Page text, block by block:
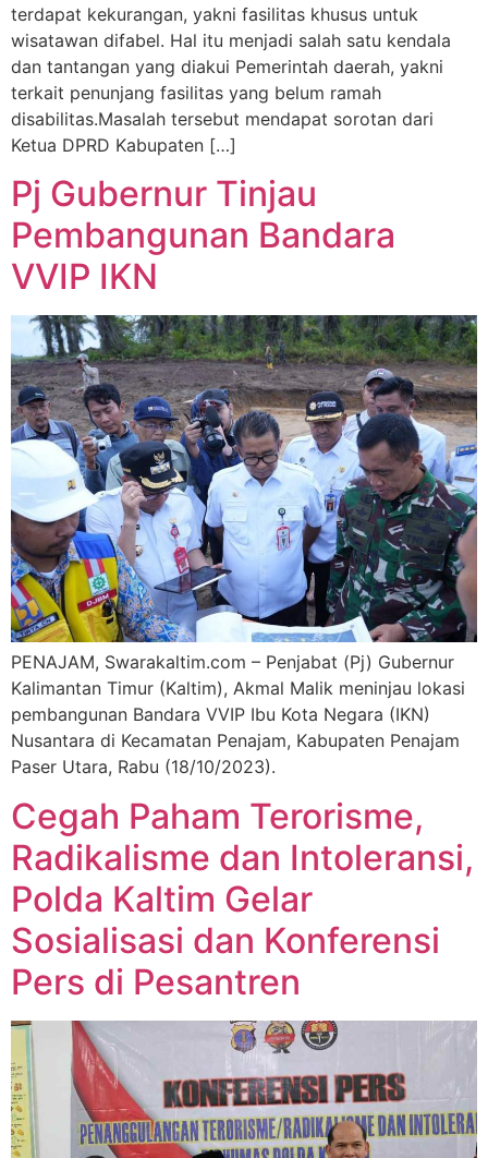
terdapat kekurangan, yakni fasilitas khusus untuk
wisatawan difabel. Hal itu menjadi salah satu kendala
dan tantangan yang diakui Pemerintah daerah, yakni
terkait penunjang fasilitas yang belum ramah
disabilitas.Masalah tersebut mendapat sorotan dari
Ketua DPRD Kabupaten […]
Pj Gubernur Tinjau
Pembangunan Bandara
VVIP IKN
PENAJAM, Swarakaltim.com – Penjabat (Pj) Gubernur
Kalimantan Timur (Kaltim), Akmal Malik meninjau lokasi
pembangunan Bandara VVIP Ibu Kota Negara (IKN)
Nusantara di Kecamatan Penajam, Kabupaten Penajam
Paser Utara, Rabu (18/10/2023).
Cegah Paham Terorisme,
Radikalisme dan Intoleransi,
Polda Kaltim Gelar
Sosialisasi dan Konferensi
Pers di Pesantren